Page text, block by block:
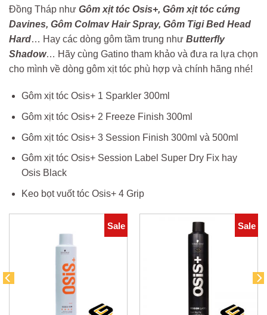
Đồng Tháp như Gôm xịt tóc Osis+, Gôm xịt tóc cứng
Davines, Gôm Colmav Hair Spray, Gôm Tigi Bed Head
Hard… Hay các dòng gôm tầm trung như Butterfly
Shadow… Hãy cùng Gatino tham khảo và đưa ra lựa chọn
cho mình về dòng gôm xịt tóc phù hợp và chính hãng nhé!
Gôm xịt tóc Osis+ 1 Sparkler 300ml
Gôm xịt tóc Osis+ 2 Freeze Finish 300ml
Gôm xịt tóc Osis+ 3 Session Finish 300ml và 500ml
Gôm xịt tóc Osis+ Session Label Super Dry Fix hay
Osis Black
Keo bọt vuốt tóc Osis+ 4 Grip
Sale Sale